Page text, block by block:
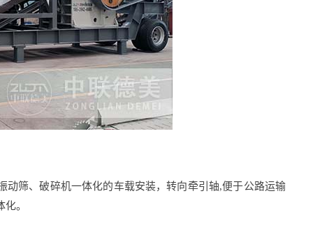
动筛、破碎机一体化的车载安装，转向牵引轴,便于公路运输
。